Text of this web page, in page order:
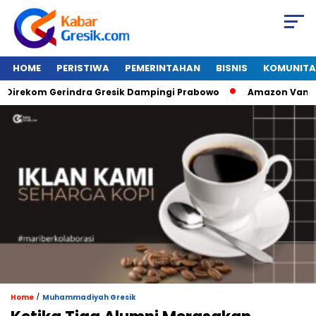
HOME PERISTIWA PEMERINTAHAN BISNIS
Gerindra Gresik Dampingi Prabowo Amazon Van Java
Home / Muhammadiyah Gresik